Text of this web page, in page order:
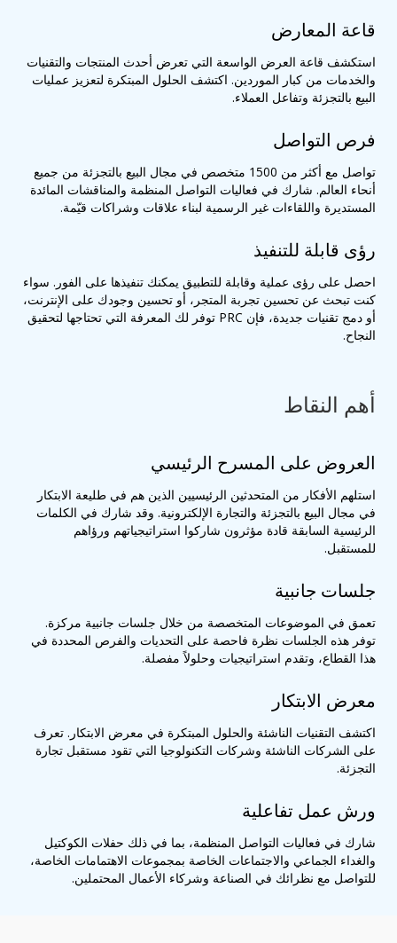
قاعة المعارض
استكشف قاعة العرض الواسعة التي تعرض أحدث المنتجات والتقنيات
والخدمات من كبار الموردين. اكتشف الحلول المبتكرة لتعزيز عمليات
البيع بالتجزئة وتفاعل العملاء.
فرص التواصل
تواصل مع أكثر من 1500 متخصص في مجال البيع بالتجزئة من جميع
أنحاء العالم. شارك في فعاليات التواصل المنظمة والمناقشات المائدة
المستديرة واللقاءات غير الرسمية لبناء علاقات وشراكات قيّمة.
رؤى قابلة للتنفيذ
احصل على رؤى عملية وقابلة للتطبيق يمكنك تنفيذها على الفور. سواء
كنت تبحث عن تحسين تجربة المتجر، أو تحسين وجودك على الإنترنت،
أو دمج تقنيات جديدة، فإن PRC توفر لك المعرفة التي تحتاجها لتحقيق
النجاح.
أهم النقاط
العروض على المسرح الرئيسي
استلهم الأفكار من المتحدثين الرئيسيين الذين هم في طليعة الابتكار
في مجال البيع بالتجزئة والتجارة الإلكترونية. وقد شارك في الكلمات
الرئيسية السابقة قادة مؤثرون شاركوا استراتيجياتهم ورؤاهم
للمستقبل.
جلسات جانبية
تعمق في الموضوعات المتخصصة من خلال جلسات جانبية مركزة.
توفر هذه الجلسات نظرة فاحصة على التحديات والفرص المحددة في
هذا القطاع، وتقدم استراتيجيات وحلولاً مفصلة.
معرض الابتكار
اكتشف التقنيات الناشئة والحلول المبتكرة في معرض الابتكار. تعرف
على الشركات الناشئة وشركات التكنولوجيا التي تقود مستقبل تجارة
التجزئة.
ورش عمل تفاعلية
شارك في فعاليات التواصل المنظمة، بما في ذلك حفلات الكوكتيل
والغداء الجماعي والاجتماعات الخاصة بمجموعات الاهتمامات الخاصة،
للتواصل مع نظرائك في الصناعة وشركاء الأعمال المحتملين.